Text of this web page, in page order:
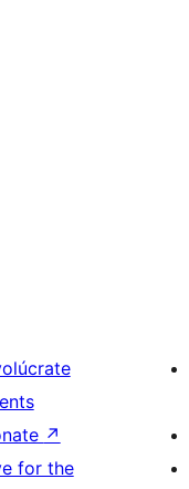
↗
for the